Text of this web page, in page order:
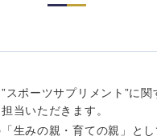
スポーツサプリメント”に関
当いただきます。
生みの親・育ての親」と
職種を選択してください
職種を選択してください
業界を選択してください
勤務地を選択してくださ
件を入力ください